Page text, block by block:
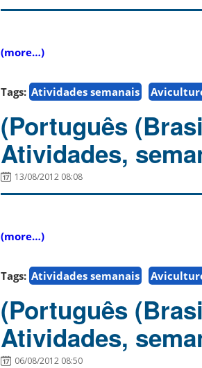
(more…)
Tags: Atividades semanais
(Português
Atividades,
13/08/2012 08:08
(more…)
Tags: Atividades semanais
(Português
Atividades,
06/08/2012 08:50